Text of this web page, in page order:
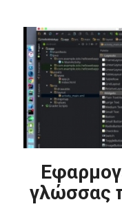
γλώσσας